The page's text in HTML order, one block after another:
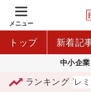
メニュー
トップ 新着記
中小企業
ランキング
「青森市プレミ